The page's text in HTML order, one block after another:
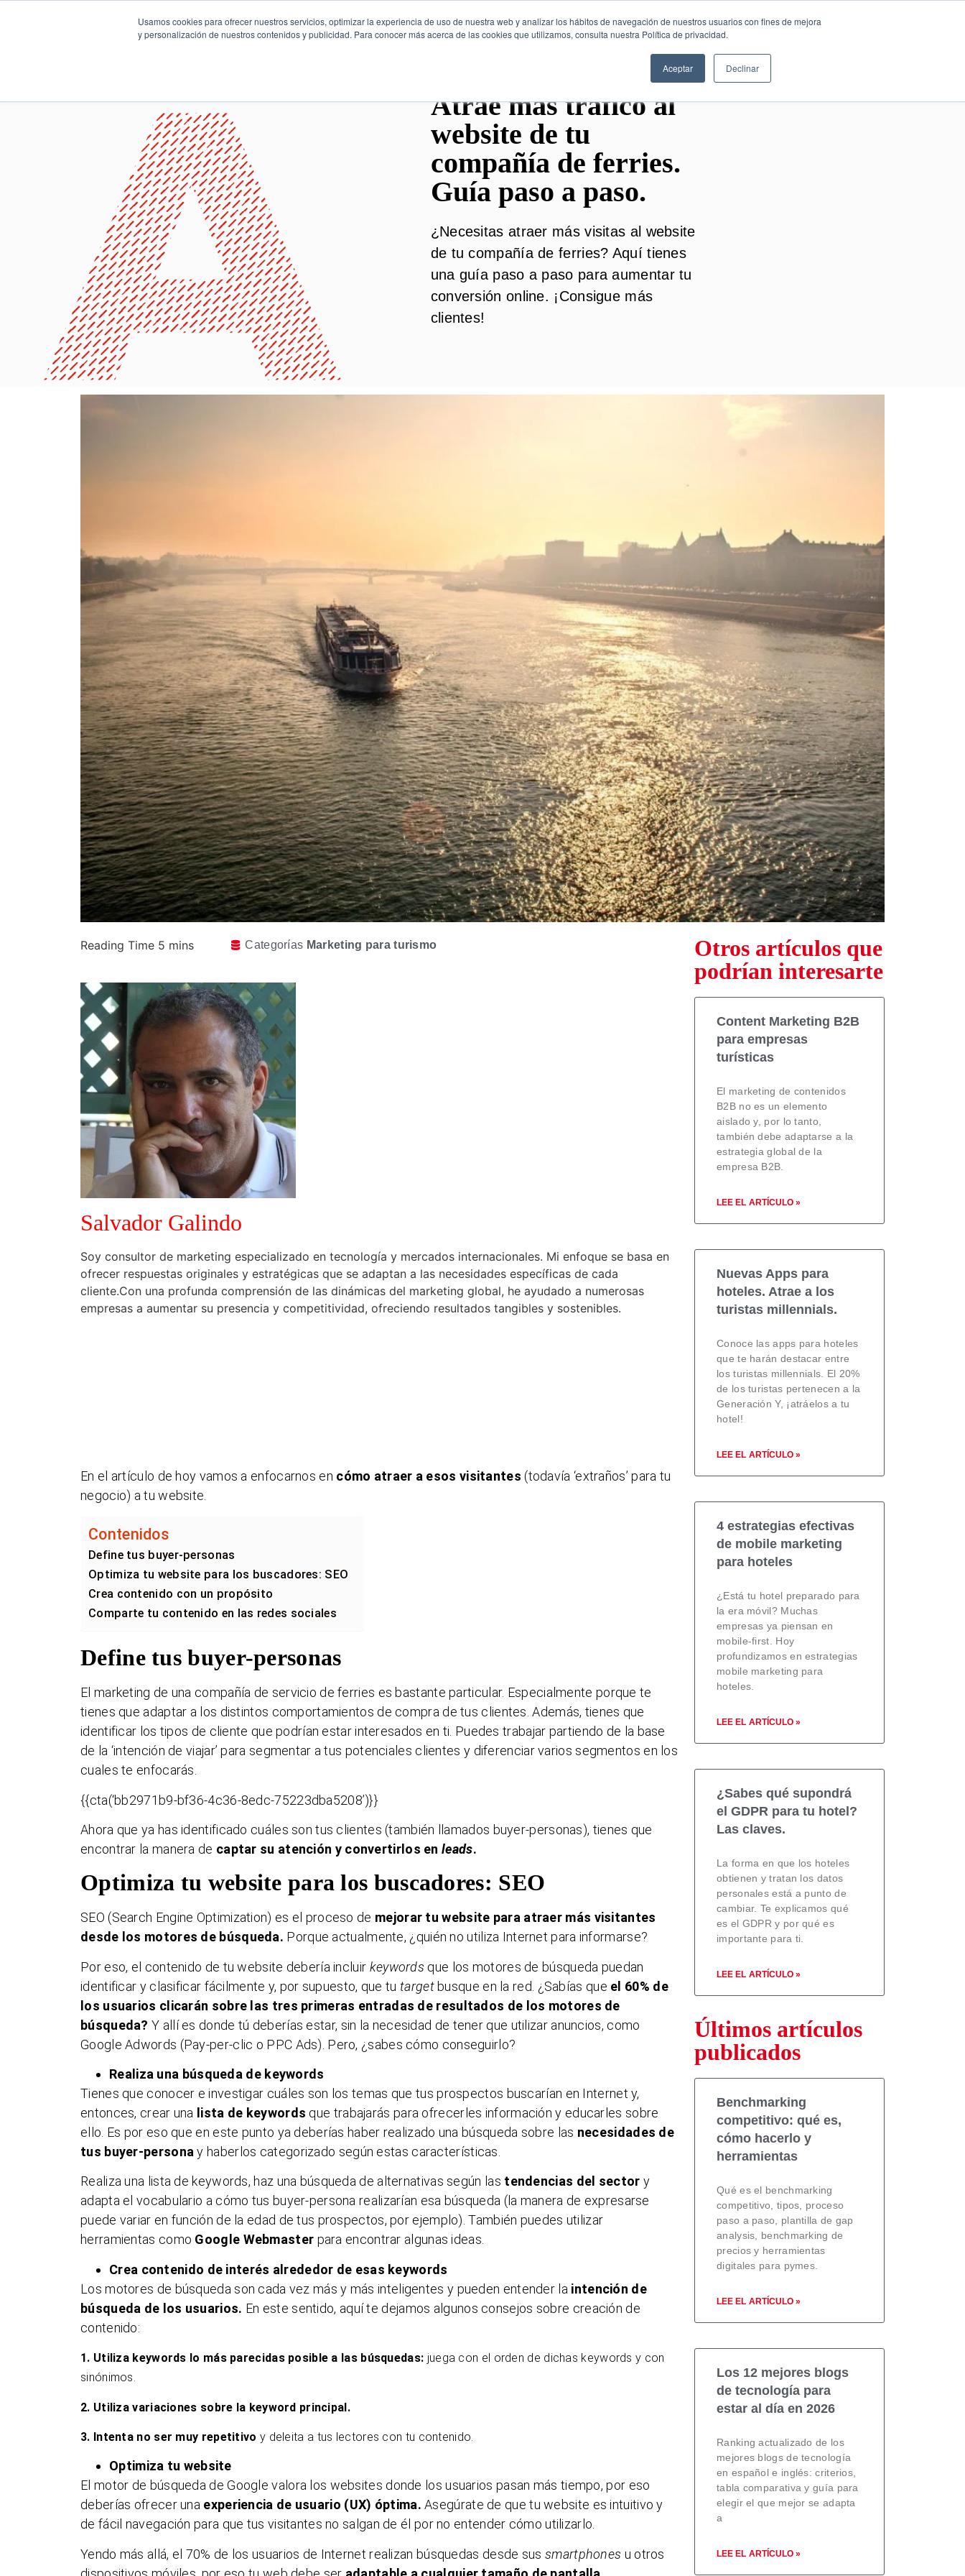
Usamos cookies para ofrecer nuestros servicios, optimizar la experiencia de uso de nuestra web y analizar los hábitos de navegación de nuestros usuarios con fines de mejora
y personalización de nuestros contenidos y publicidad. Para conocer más acerca de las cookies que utilizamos, consulta nuestra Política de privacidad.
Aceptar Declinar
Atrae más tráfico al
website de tu
compañía de ferries.
Guía paso a paso.
¿Necesitas atraer más visitas al website
de tu compañía de ferries? Aquí tienes
una guía paso a paso para aumentar tu
conversión online. ¡Consigue más
clientes!
Categorías Marketing para turismo
Salvador Galindo
Soy consultor de marketing especializado en tecnología y mercados internacionales. Mi enfoque se basa en
ofrecer respuestas originales y estratégicas que se adaptan a las necesidades específicas de cada
cliente.Con una profunda comprensión de las dinámicas del marketing global, he ayudado a numerosas
empresas a aumentar su presencia y competitividad, ofreciendo resultados tangibles y sostenibles.
En el artículo de hoy vamos a enfocarnos en cómo atraer a esos visitantes (todavía ‘extraños’ para tu
negocio) a tu website.
Contenidos
Define tus buyer-personas
Optimiza tu website para los buscadores: SEO
Crea contenido con un propósito
Comparte tu contenido en las redes sociales
Define tus buyer-personas
El marketing de una compañía de servicio de ferries es bastante particular. Especialmente porque te
tienes que adaptar a los distintos comportamientos de compra de tus clientes. Además, tienes que
identificar los tipos de cliente que podrían estar interesados en ti. Puedes trabajar partiendo de la base
de la ‘intención de viajar’ para segmentar a tus potenciales clientes y diferenciar varios segmentos en los
cuales te enfocarás.
{{cta(‘bb2971b9-bf36-4c36-8edc-75223dba5208’)}}
Ahora que ya has identificado cuáles son tus clientes (también llamados buyer-personas), tienes que
encontrar la manera de captar su atención y convertirlos enleads.
Optimiza tu website para los buscadores: SEO
SEO (Search Engine Optimization) es el proceso de mejorar tu website para atraer más visitantes
desde los motores de búsqueda. Porque actualmente, ¿quién no utiliza Internet para informarse?
Por eso, el contenido de tu website debería incluir keywords que los motores de búsqueda puedan
identificar y clasificar fácilmente y, por supuesto, que tu targetbusque en la red. ¿Sabías que el 60% de
los usuarios clicarán sobre las tres primeras entradas de resultados de los motores de
búsqueda? Y allí es donde tú deberías estar, sin la necesidad de tener que utilizar anuncios, como
Google Adwords (Pay-per-clic o PPC Ads). Pero, ¿sabes cómo conseguirlo?
Realiza una búsqueda de keywords
Tienes que conocer e investigar cuáles son los temas que tus prospectos buscarían en Internet y,
entonces, crear una lista de keywords que trabajarás para ofrecerles información y educarles sobre
ello. Es por eso que en este punto ya deberías haber realizado una búsqueda sobre las necesidades de
tus buyer-persona y haberlos categorizado según estas características.
Realiza una lista de keywords, haz una búsqueda de alternativas según las tendencias del sector y
adapta el vocabulario a cómo tus buyer-persona realizarían esa búsqueda (la manera de expresarse
puede variar en función de la edad de tus prospectos, por ejemplo). También puedes utilizar
herramientas como Google Webmaster para encontrar algunas ideas.
Crea contenido de interés alrededor de esas keywords
Los motores de búsqueda son cada vez más y más inteligentes y pueden entender la intención de
búsqueda de los usuarios. En este sentido, aquí te dejamos algunos consejos sobre creación de
contenido:
1. Utiliza keywords lo más parecidas posible a las búsquedas: juega con el orden de dichas keywords y con
sinónimos.
2. Utiliza variaciones sobre la keyword principal.
3. Intenta no ser muy repetitivo y deleita a tus lectores con tu contenido.
Optimiza tu website
El motor de búsqueda de Google valora los websites donde los usuarios pasan más tiempo, por eso
deberías ofrecer una experiencia de usuario (UX) óptima. Asegúrate de que tu website es intuitivo y
de fácil navegación para que tus visitantes no salgan de él por no entender cómo utilizarlo.
Yendo más allá, el 70% de los usuarios de Internet realizan búsquedas desde sus smartphones u otros
Otros artículos que
podrían interesarte
Content Marketing B2B
para empresas
turísticas
El marketing de contenidos
B2B no es un elemento
aislado y, por lo tanto,
también debe adaptarse a la
estrategia global de la
empresa B2B.
LEE EL ARTÍCULO »
Nuevas Apps para
hoteles. Atrae a los
turistas millennials.
Conoce las apps para hoteles
que te harán destacar entre
los turistas millennials. El 20%
de los turistas pertenecen a la
Generación Y, ¡atráelos a tu
hotel!
LEE EL ARTÍCULO »
4 estrategias efectivas
de mobile marketing
para hoteles
¿Está tu hotel preparado para
la era móvil? Muchas
empresas ya piensan en
mobile-first. Hoy
profundizamos en estrategias
mobile marketing para
hoteles.
LEE EL ARTÍCULO »
¿Sabes qué supondrá
el GDPR para tu hotel?
Las claves.
La forma en que los hoteles
obtienen y tratan los datos
personales está a punto de
cambiar. Te explicamos qué
es el GDPR y por qué es
importante para ti.
LEE EL ARTÍCULO »
Últimos artículos
publicados
Benchmarking
competitivo: qué es,
cómo hacerlo y
herramientas
Qué es el benchmarking
competitivo, tipos, proceso
paso a paso, plantilla de gap
analysis, benchmarking de
precios y herramientas
digitales para pymes.
LEE EL ARTÍCULO »
Los 12 mejores blogs
de tecnología para
estar al día en 2026
Ranking actualizado de los
mejores blogs de tecnología
en español e inglés: criterios,
tabla comparativa y guía para
elegir el que mejor se adapta
a
LEE EL ARTÍCULO »